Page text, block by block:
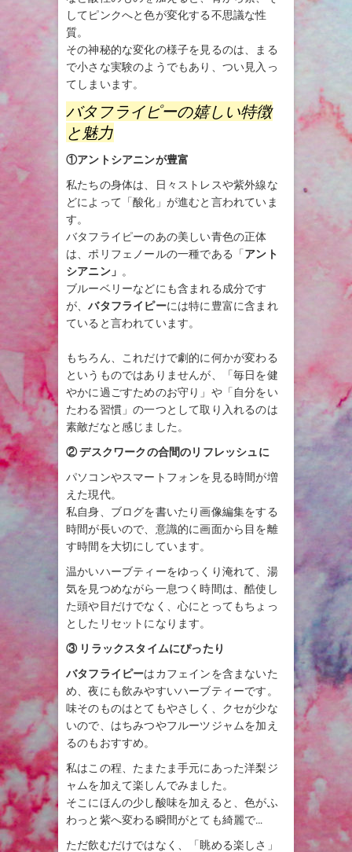
してピンクへと色が変化する不思議な性
質。
その神秘的な変化の様子を見るのは、まる
で小さな実験のようでもあり、つい見入っ
てしまいます。
バタフライピーの嬉しい特徴
と魅力
①アントシアニンが豊富
私たちの身体は、日々ストレスや紫外線な
どによって「酸化」が進むと言われていま
す。
バタフライピーのあの美しい青色の正体
は、ポリフェノールの一種である「アント
シアニン」 。
ブルーベリーなどにも含まれる成分です
が、バタフライピーには特に豊富に含まれ
ていると言われています。
もちろん、これだけで劇的に何かが変わる
というものではありませんが、「毎日を健
やかに過ごすためのお守り」や「自分をい
たわる習慣」の一つとして取り入れるのは
素敵だなと感じました。
② デスクワークの合間のリフレッシュに
パソコンやスマートフォンを見る時間が増
えた現代。
私自身、ブログを書いたり画像編集をする
時間が長いので、意識的に画面から目を離
す時間を大切にしています。
温かいハーブティーをゆっくり淹れて、湯
気を見つめながら一息つく時間は、酷使し
た頭や目だけでなく、心にとってもちょっ
としたリセットになります。
③ リラックスタイムにぴったり
バタフライピーはカフェインを含まないた
め、夜にも飲みやすいハーブティーです。
味そのものはとてもやさしく、クセが少な
いので、はちみつやフルーツジャムを加え
るのもおすすめ。
私はこの程、たまたま手元にあった洋梨ジ
ャムを加えて楽しんでみました。
そこにほんの少し酸味を加えると、色がふ
わっと紫へ変わる瞬間がとても綺麗で…
ただ飲むだけではなく、「眺める楽しさ」